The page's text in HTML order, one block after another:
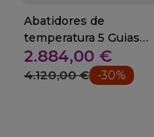
Abatidores de
temperatura 5 Guias
60x40 03-Fasteres
2.884,00 €
4.120,00 € -30%